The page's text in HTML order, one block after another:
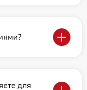
для